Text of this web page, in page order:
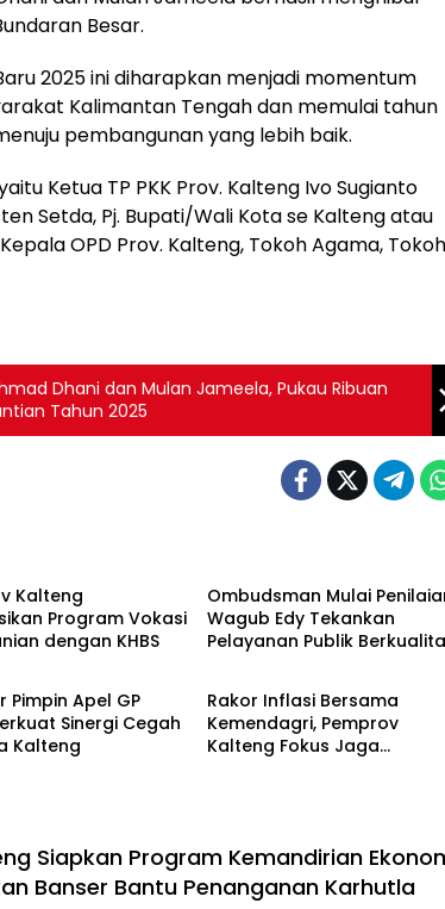
Besar.
2025 ini diharapkan menjadi momentum
Kalimantan Tengah dan memulai tahun
pembangunan yang lebih baik.
Ketua TP PKK Prov. Kalteng Ivo Sugianto
Setda, Pj. Bupati/Wali Kota se Kalteng atau
OPD Prov. Kalteng, Tokoh Agama, Tokoh
Dhani dan Mulan Jameela, Pukau Ribuan
Tahun 2025
Kalteng
Program Vokasi
dengan KHBS
Ombudsman Mulai
Wagub Edy Tekankan
Pelayanan Publik
Pimpin Apel GP
Sinergi Cegah
Kalteng
Berita
Rakor Inflasi Bersama
Kemendagri, Pemprov
Kalteng Fokus Jaga
Siapkan Program Kemandirian
Banser Bantu Penanganan Karhutla